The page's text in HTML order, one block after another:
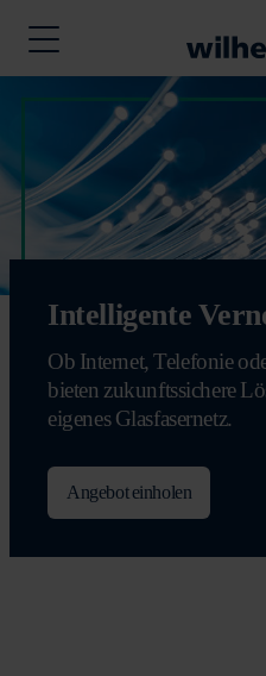
Intelligente
Ob Internet, Telefonie
bieten zukunftssichere
eigenes Glasfasernetz.
Angebot einholen